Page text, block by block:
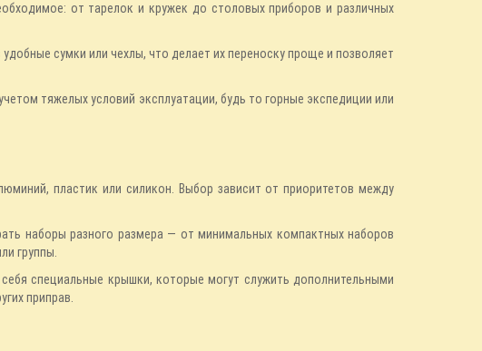
от тарелок и кружек до столовых приборов и различных
сумки или чехлы, что делает их переноску проще и позволяет
тяжелых условий эксплуатации, будь то горные экспедиции или
пластик или силикон. Выбор зависит от приоритетов между
наборы разного размера — от минимальных компактных наборов
группы.
специальные крышки, которые могут служить дополнительными
приправ.